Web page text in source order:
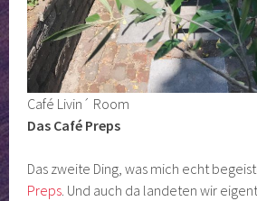
Café Livin´ Room
Das Café Preps
Das zweite Ding, was mich echt
Preps . Und auch da landeten wir